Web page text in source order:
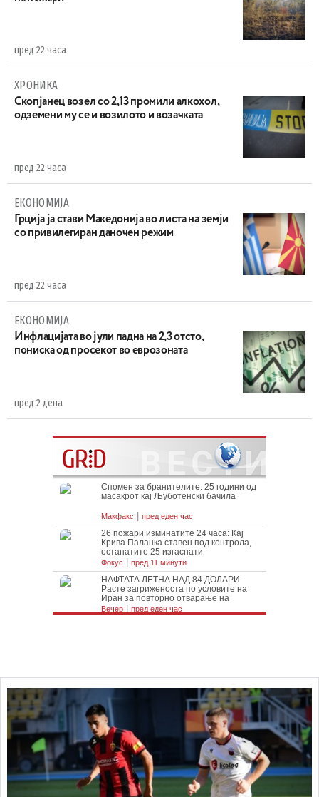
пред 22 часа
ХРОНИКА
Скопјанец возел со 2,13 промили алкохол,
одземени му се и возилото и возачката
пред 22 часа
ЕКОНОМИЈА
Грција ја стави Македонија во листа на земји
со привилегиран даночен режим
пред 22 часа
ЕКОНОМИЈА
Инфлацијата во јули падна на 2,3 отсто,
пониска од просекот во еврозоната
пред 2 дена